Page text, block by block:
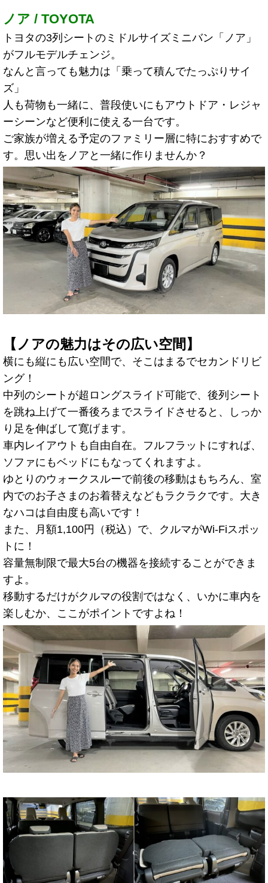
ノア / TOYOTA
トヨタの3列シートのミドルサイズミニバン「ノア」
がフルモデルチェンジ。
なんと言っても魅力は「乗って積んでたっぷりサイ
ズ」
人も荷物も一緒に、普段使いにもアウトドア・レジャ
ーシーンなど便利に使える一台です。
ご家族が増える予定のファミリー層に特におすすめで
す。思い出をノアと一緒に作りませんか？
【ノアの魅力はその広い空間】
横にも縦にも広い空間で、そこはまるでセカンドリビ
ング！
中列のシートが超ロングスライド可能で、後列シート
を跳ね上げて一番後ろまでスライドさせると、しっか
り足を伸ばして寛げます。
車内レイアウトも自由自在。フルフラットにすれば、
ソファにもベッドにもなってくれますよ。
ゆとりのウォークスルーで前後の移動はもちろん、室
内でのお子さまのお着替えなどもラクラクです。大き
なハコは自由度も高いです！
また、月額1,100円（税込）で、クルマがWi-Fiスポッ
トに！
容量無制限で最大5台の機器を接続することができま
すよ。
移動するだけがクルマの役割ではなく、いかに車内を
楽しむか、ここがポイントですよね！